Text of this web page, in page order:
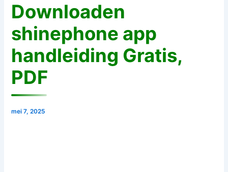
Downloaden
shinephone app
handleiding Gratis,
PDF
mei 7, 2025